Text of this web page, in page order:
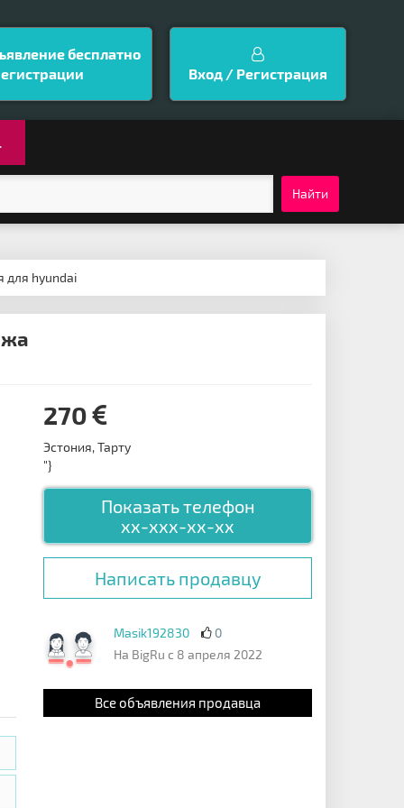
бесплатно
Вход / Регистрация
Найти
для hyundai
270
Эстония, Тарту
"}
Показать телефон
xx-xxx-xx-xx
Написать продавцу
Masik192830
0
На BigRu с 8 апреля 2022
Все объявления продавца